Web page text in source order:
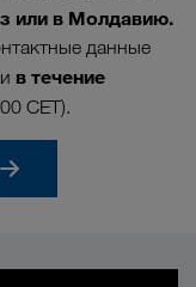
или в Молдавию.
данные
в течение
CET).